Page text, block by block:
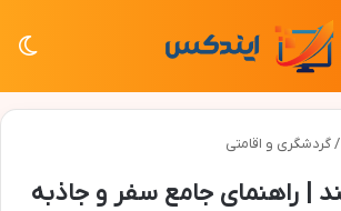
/گردشگری و اقامتی
| راهنمای جامع سفر و جاذبه